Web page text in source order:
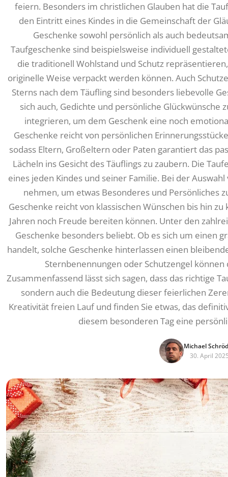
feiern. Besonders im christlichen Glauben hat die
den Eintritt eines Kindes in die Gemeinschaft der
Geschenke sowohl persönlich als auch
Taufgeschenke sind beispielsweise individuell
die traditionell Wohlstand und Schutz
originelle Weise verpackt werden können. Auch
Sterns nach dem Täufling sind besonders liebevolle
sich auch, Gedichte und persönliche Glückwünsche
integrieren, um dem Geschenk eine noch
Geschenke reicht von persönlichen
sodass Eltern, Großeltern oder Paten garantiert das
Lächeln ins Gesicht des Täuflings zu zaubern. Die
eines jeden Kindes und seiner Familie. Bei der
nehmen, um etwas Besonderes und Persönliches
Geschenke reicht von klassischen Wünschen bis hin
Jahren noch Freude bereiten können. Unter den
Geschenke besonders beliebt. Ob es sich um einen
handelt, solche Geschenke hinterlassen einen
Sternbenennungen oder Schutzengel können
Zusammenfassend lässt sich sagen, dass das richtige
sondern auch die Bedeutung dieser feierlichen
Kreativität freien Lauf und finden Sie etwas, das
diesem besonderen Tag eine
Michael
30. April